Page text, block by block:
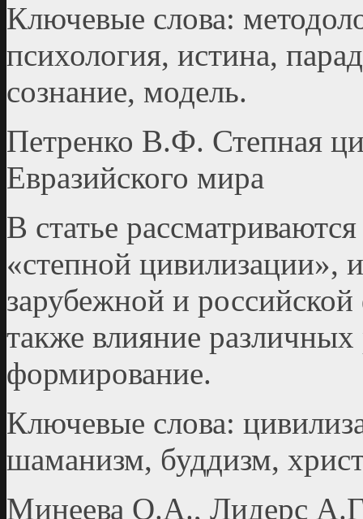
Ключевые слова:
психология, истина,
сознание, модель.
Петренко В.Ф. Степная
Евразийского мира
В статье
«степной цивилизации»,
зарубежной и
также влияние
формирование.
Ключевые слова:
шаманизм, буддизм,
Минеева О.А., Лидерс